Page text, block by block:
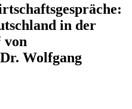
in der
von
Wolfgang